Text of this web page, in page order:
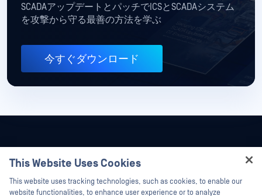
SCADAアップデートとパッチでICSとSCADAシステム
を攻撃から守る最善の方法を学ぶ
今すぐダウンロード
This Website Uses Cookies
This website uses tracking technologies, such as cookies, to enable our
website functionalities, to enhance user experience or to analyze
Hey there!
I'm Ozzy, your OPSWAT virtual assistant.